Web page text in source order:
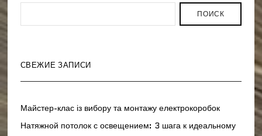
ПОИСК
СВЕЖИЕ ЗАПИСИ
Майстер-клас із вибору та монтажу електрокоробок
Натяжной потолок с освещением: 3 шага к идеальному